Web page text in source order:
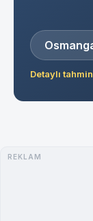
Detaylı tahmin